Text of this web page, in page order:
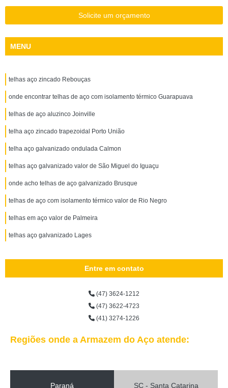
Solicite um orçamento
MENU
telhas aço zincado Rebouças
onde encontrar telhas de aço com isolamento térmico Guarapuava
telhas de aço aluzinco Joinville
telha aço zincado trapezoidal Porto União
telha aço galvanizado ondulada Calmon
telhas aço galvanizado valor de São Miguel do Iguaçu
onde acho telhas de aço galvanizado Brusque
telhas de aço com isolamento térmico valor de Rio Negro
telhas em aço valor de Palmeira
telhas aço galvanizado Lages
Entre em contato
(47) 3624-1212
(47) 3622-4723
(41) 3274-1226
Regiões onde a Armazem do Aço atende:
Paraná SC - Santa Catarina